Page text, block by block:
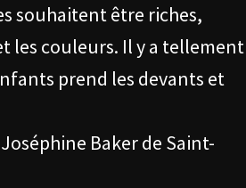
souhaitent être riches,
les couleurs. Il y a tellement
prend les devants et
Baker de Saint-